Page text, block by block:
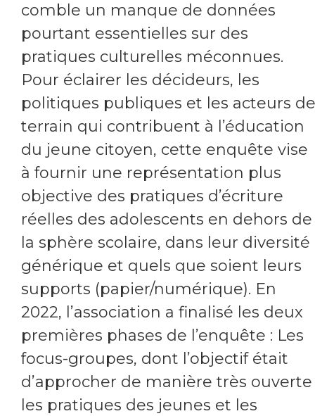
comble un manque de données
pourtant essentielles sur des
pratiques culturelles méconnues.
Pour éclairer les décideurs, les
politiques publiques et les acteurs de
terrain qui contribuent à l’éducation
du jeune citoyen, cette enquête vise
à fournir une représentation plus
objective des pratiques d’écriture
réelles des adolescents en dehors de
la sphère scolaire, dans leur diversité
générique et quels que soient leurs
supports (papier/numérique). En
2022, l’association a finalisé les deux
premières phases de l’enquête : Les
focus-groupes, dont l’objectif était
d’approcher de manière très ouverte
les pratiques des jeunes et les